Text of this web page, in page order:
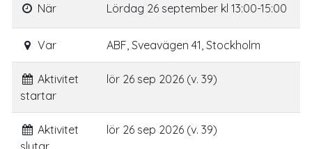
När Lördag 26 september kl 13:00-15:00
Var ABF, Sveavägen 41, Stockholm
Aktivitet
startar
lör 26 sep 2026 (v. 39)
Aktivitet
slutar
lör 26 sep 2026 (v. 39)